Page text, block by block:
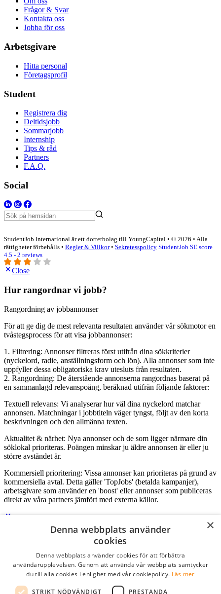
Frågor & Svar
Kontakta oss
Jobba för oss
Arbetsgivare
Hitta personal
Företagsprofil
Student
Registrera dig
Deltidsjobb
Sommarjobb
Internship
Tips & råd
Partners
F.A.Q.
Social
StudentJob International är ett dotterbolag till YoungCapital • © 2026 • Alla
rättigheter förbehålls • Regler & Villkor• Sekretesspolicy StudentJob SE score
4.5 - 2 reviews
Close
Hur rangordnar vi jobb?
Rangordning av jobbannonser
För att ge dig de mest relevanta resultaten använder vår sökmotor en
tvåstegsprocess för att visa jobbannonser:
1. Filtrering: Annonser filtreras först utifrån dina sökkriterier
(nyckelord, radie, anställningsform och lön). Alla annonser som inte
uppfyller dessa obligatoriska krav utesluts från resultaten.
2. Rangordning: De återstående annonserna rangordnas baserat på
en sammanlagd relevanspoäng, beräknad utifrån följande faktorer:
Textuell relevans: Vi analyserar hur väl dina nyckelord matchar
annonsen. Matchningar i jobbtiteln väger tyngst, följt av den korta
beskrivningen och den allmänna texten.
Aktualitet & närhet: Nya annonser och de som ligger närmare din
söklokal prioriteras. Poängen minskar ju äldre annonsen är eller ju
större avståndet är.
Kommersiell prioritering: Vissa annonser kan prioriteras på grund av
kommersiella avtal. Detta gäller 'TopJobs' (betalda kampanjer),
arbetsgivare som använder en 'boost' eller annonser som publiceras
direkt av våra partners jämfört med externa källor.
Logga in som företag
Lösenord
×
Denna webbplats använder
cookies
Denna webbplats använder cookies för att förbättra
användarupplevelsen. Genom att använda vår webbplats samtycker
du till alla cookies i enlighet med vår cookiepolicy. Läs mer
STRIKT NÖDVÄNDIGT PRESTANDA